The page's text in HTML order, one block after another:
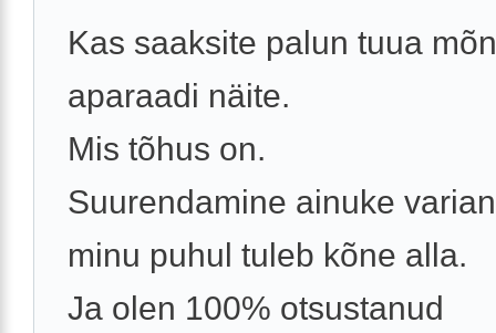
Kas saaksite palun tuua
aparaadi näite.
Mis tõhus on.
Suurendamine ainuke
minu puhul tuleb kõne alla.
Ja olen 100% otsustanud